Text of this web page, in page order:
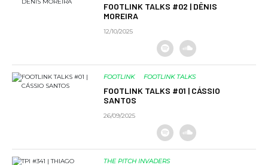
FOOTLINK TALKS #02 | DÊNIS
MOREIRA
12/10/2025
FOOTLINK FOOTLINK TALKS
FOOTLINK TALKS #01 | CÁSSIO
SANTOS
26/09/2025
THE PITCH INVADERS